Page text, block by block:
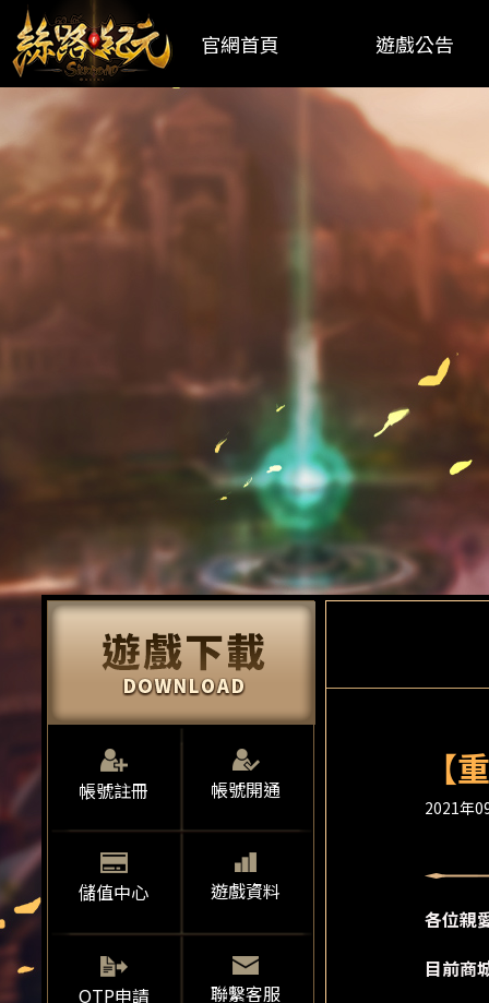
官網首頁 遊戲公告
帳號註冊 帳號開通
儲值中心 遊戲資料
OTP申請 聯繫客服
【
2021年
各位親
目前商